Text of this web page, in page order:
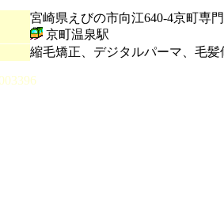
宮崎県えびの市向江640-4京町専
京町温泉駅
縮毛矯正、デジタルパーマ、毛